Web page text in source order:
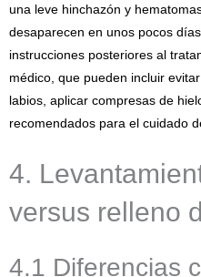
una leve hinchazón y
desaparecen en unos pocos
instrucciones posteriores al
médico, que pueden incluir
labios, aplicar compresas de
recomendados para el cuidado
4.
versus relleno
4.1 Diferencias